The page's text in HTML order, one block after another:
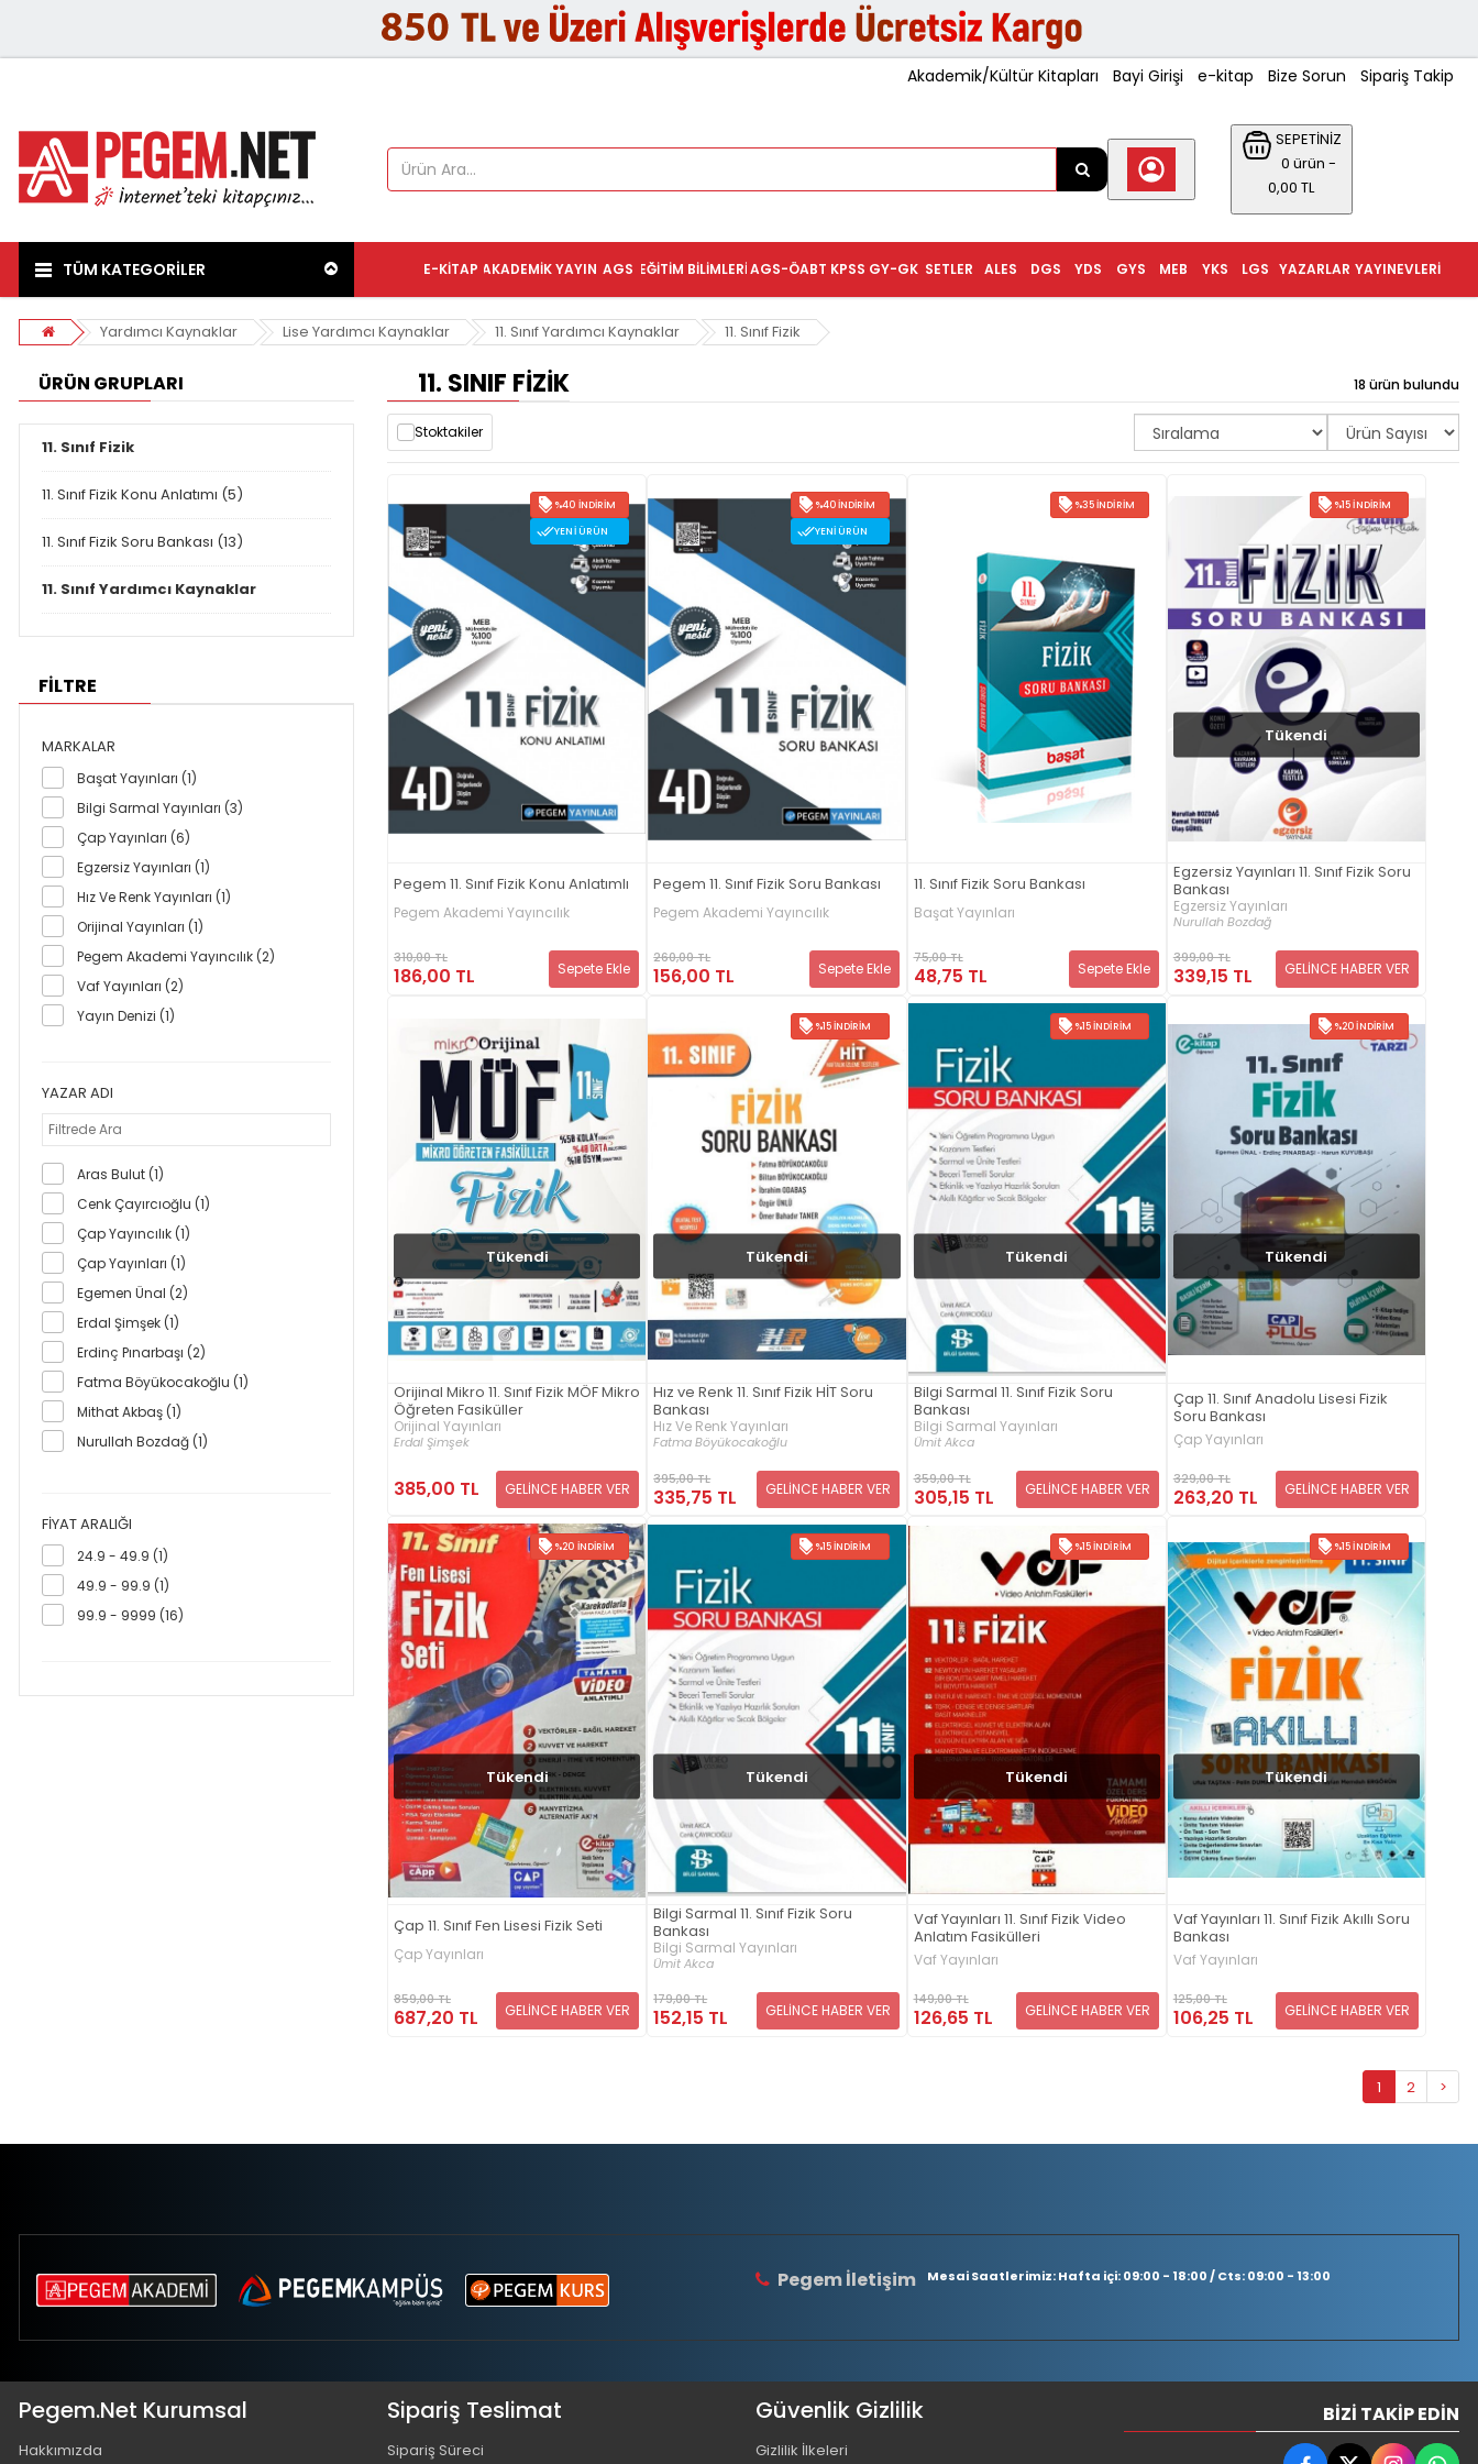
Akademik/Kültür Kitapları Bayi Girişi e-kitap Bize Sorun Sipariş Takip
SEPETİNİZ
0 ürün -
0,00 TL
TÜM KATEGORİLER YAYINEVLERI
YAZARLAR
LGS
YKS
MEB
GYS
YDS
DGS
ALES
SETLER
KPSS GY-GK
AGS-ÖABT
EĞITIM BILIMLERI
AGS
AKADEMIK YAYIN
E-KITAP
Yardımcı Kaynaklar Lise Yardımcı Kaynaklar 11. Sınıf Yardımcı Kaynaklar 11. Sınıf Fizik
ÜRÜN GRUPLARI
11. Sınıf Fizik
11. Sınıf Fizik Konu Anlatımı (5)
11. Sınıf Fizik Soru Bankası (13)
11. Sınıf Yardımcı Kaynaklar
FİLTRE
MARKALAR
Başat Yayınları (1)
Bilgi Sarmal Yayınları (3)
Çap Yayınları (6)
Egzersiz Yayınları (1)
Hız Ve Renk Yayınları (1)
Orijinal Yayınları (1)
Pegem Akademi Yayıncılık (2)
Vaf Yayınları (2)
Yayın Denizi (1)
YAZAR ADI
Aras Bulut (1)
Cenk Çayırcıoğlu (1)
Çap Yayıncılık (1)
Çap Yayınları (1)
Egemen Ünal (2)
Erdal Şimşek (1)
Erdinç Pınarbaşı (2)
Fatma Böyükocakoğlu (1)
Mithat Akbaş (1)
Nurullah Bozdağ (1)
FIYAT ARALIĞI
24.9 - 49.9 (1)
49.9 - 99.9 (1)
99.9 - 9999 (16)
11. SINIF FIZIK 18 ürün bulundu
Stoktakiler
%40 İNDIRIM
YENI ÜRÜN
Pegem 11. Sınıf Fizik Konu Anlatımlı
Pegem Akademi Yayıncılık
310,00 TL
186,00 TL Sepete Ekle
%40 İNDIRIM
YENI ÜRÜN
Pegem 11. Sınıf Fizik Soru Bankası
Pegem Akademi Yayıncılık
260,00 TL
156,00 TL Sepete Ekle
%35 İNDIRIM
11. Sınıf Fizik Soru Bankası
Başat Yayınları
75,00 TL
48,75 TL Sepete Ekle
%15 İNDIRIM
Tükendi
Egzersiz Yayınları 11. Sınıf Fizik Soru
Bankası
Egzersiz Yayınları
Nurullah Bozdağ
399,00 TL
339,15 TL GELİNCE HABER VER
Tükendi
Orijinal Mikro 11. Sınıf Fizik MÖF Mikro
Öğreten Fasiküller
Orijinal Yayınları
Erdal Şimşek
385,00 TL GELİNCE HABER VER
%15 İNDIRIM
Tükendi
Hız ve Renk 11. Sınıf Fizik HİT Soru
Bankası
Hız Ve Renk Yayınları
Fatma Böyükocakoğlu
395,00 TL
335,75 TL GELİNCE HABER VER
%15 İNDIRIM
Tükendi
Bilgi Sarmal 11. Sınıf Fizik Soru
Bankası
Bilgi Sarmal Yayınları
Ümit Akca
359,00 TL
305,15 TL GELİNCE HABER VER
%20 İNDIRIM
Tükendi
Çap 11. Sınıf Anadolu Lisesi Fizik
Soru Bankası
Çap Yayınları
329,00 TL
263,20 TL GELİNCE HABER VER
%20 İNDIRIM
Tükendi
Çap 11. Sınıf Fen Lisesi Fizik Seti
Çap Yayınları
859,00 TL
687,20 TL GELİNCE HABER VER
%15 İNDIRIM
Tükendi
Bilgi Sarmal 11. Sınıf Fizik Soru
Bankası
Bilgi Sarmal Yayınları
Ümit Akca
179,00 TL
152,15 TL GELİNCE HABER VER
%15 İNDIRIM
Tükendi
Vaf Yayınları 11. Sınıf Fizik Video
Anlatım Fasikülleri
Vaf Yayınları
149,00 TL
126,65 TL GELİNCE HABER VER
%15 İNDIRIM
Tükendi
Vaf Yayınları 11. Sınıf Fizik Akıllı Soru
Bankası
Vaf Yayınları
125,00 TL
106,25 TL GELİNCE HABER VER
1 2 >
Pegem İletişim Mesai Saatlerimiz: Hafta içi: 09:00 - 18:00 / Cts: 09:00 - 13:00
Pegem.Net Kurumsal
Hakkımızda
Sipariş Teslimat
Sipariş Süreci
Güvenlik Gizlilik
Gizlilik İlkeleri
BIZI TAKIP EDIN